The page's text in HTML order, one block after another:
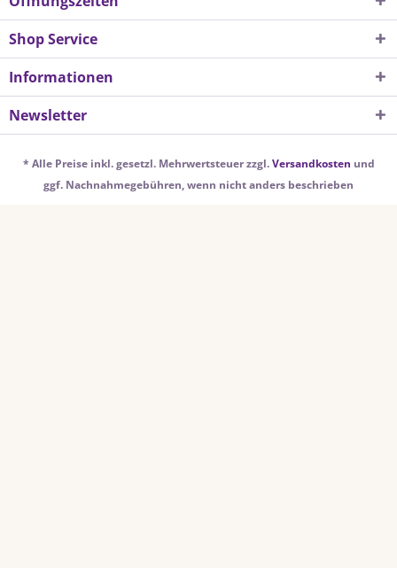
Shop Service
Informationen
Newsletter
* Alle Preise inkl. gesetzl. Mehrwertsteuer zzgl.Versandkosten und
ggf. Nachnahmegebühren, wenn nicht anders beschrieben